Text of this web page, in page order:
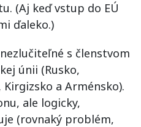
(Aj keď vstup do EÚ
ďaleko.)
s členstvom
únii (Rusko,
a Arménsko).
ale logicky,
(rovnaký problém,